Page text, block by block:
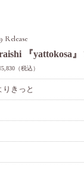
Release
『yattokosa』
（税込）
きっと